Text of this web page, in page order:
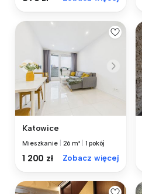
Katowice
Mieszkanie 26 m² 1 pokój
1 200 zł Zobacz więcej